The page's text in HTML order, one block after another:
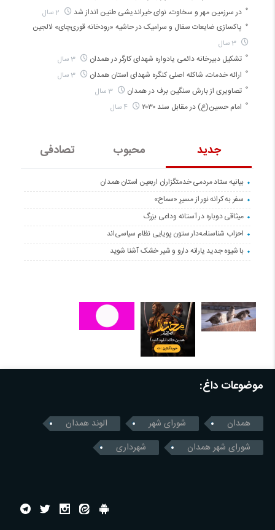
جدید محبوب تصادفی
بیانیه ستاد مردمی خدمتگزاران اربعین استان همدان
سفر به کرانه‌ نور از مسیرِ «سماح»
میثاقی دوباره در آستانه‌ وداعی بزرگ
احزاب شناسنامه‌دار ستون پویایی نظام سیاسی‌اند
با شیوه جدید یارانه دارو و شیر خشک آشنا شوید
در سرزمین مهر و سخاوت، نوای خیراندیشی طنین انداز شد
پاکسازی ضایعات سفال و سرامیک در حاشیه «رودخانه قوری‌چای» لالجین
3 سال
تشکیل دبیرخانه دائمی یادواره شهدای کارگر در همدان 3 سال
ارائه خدمات، شاکله اصلی کنگره شهدای استان همدان 3 سال
تصاویری از بارش سنگین برف در همدان 3 سال
امام حسین(ع) در مقابل سند ۲۰۳۰
موضوعات داغ:
همدان شورای شهر
الوند همدان
شورای شهر همدان
شهرداری